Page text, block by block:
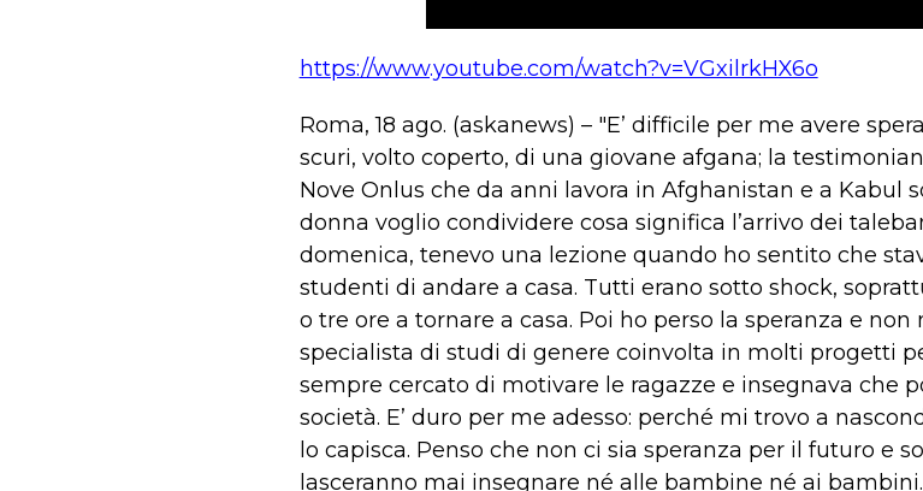
https://www.youtube.com/watch?v=VGxilrkHX6o
Roma, 18 ago. (askanews) – "E’ difficile per me avere
scuri, volto coperto, di una giovane afgana; la
Nove Onlus che da anni lavora in Afghanistan e a Kabul
donna voglio condividere cosa significa l’arrivo dei
domenica, tenevo una lezione quando ho sentito che
studenti di andare a casa. Tutti erano sotto shock,
o tre ore a tornare a casa. Poi ho perso la speranza e
specialista di studi di genere coinvolta in molti progetti
sempre cercato di motivare le ragazze e insegnava che
società. E’ duro per me adesso: perché mi trovo a
lo capisca. Penso che non ci sia speranza per il futuro e
lasceranno mai insegnare né alle bambine né ai